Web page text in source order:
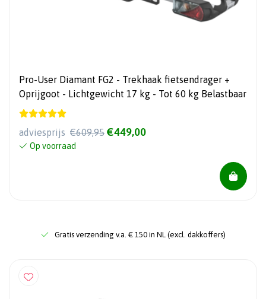
Pro-User Diamant FG2 - Trekhaak fietsendrager +
Oprijgoot - Lichtgewicht 17 kg - Tot 60 kg Belastbaar
adviesprijs €609,95 €449,00
Op voorraad
Gratis verzending v.a. € 150 in NL (excl. dakkoffers)